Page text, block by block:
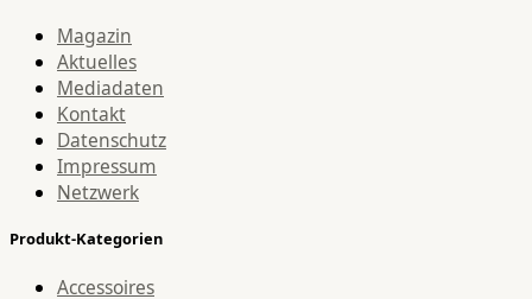
Magazin
Aktuelles
Mediadaten
Kontakt
Datenschutz
Impressum
Netzwerk
Produkt-Kategorien
Accessoires